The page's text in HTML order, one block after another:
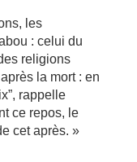
les
: celui du
religions
la mort : en
rappelle
ce repos, le
cet après. »